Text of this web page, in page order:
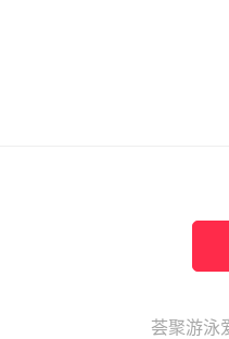
荟聚游泳